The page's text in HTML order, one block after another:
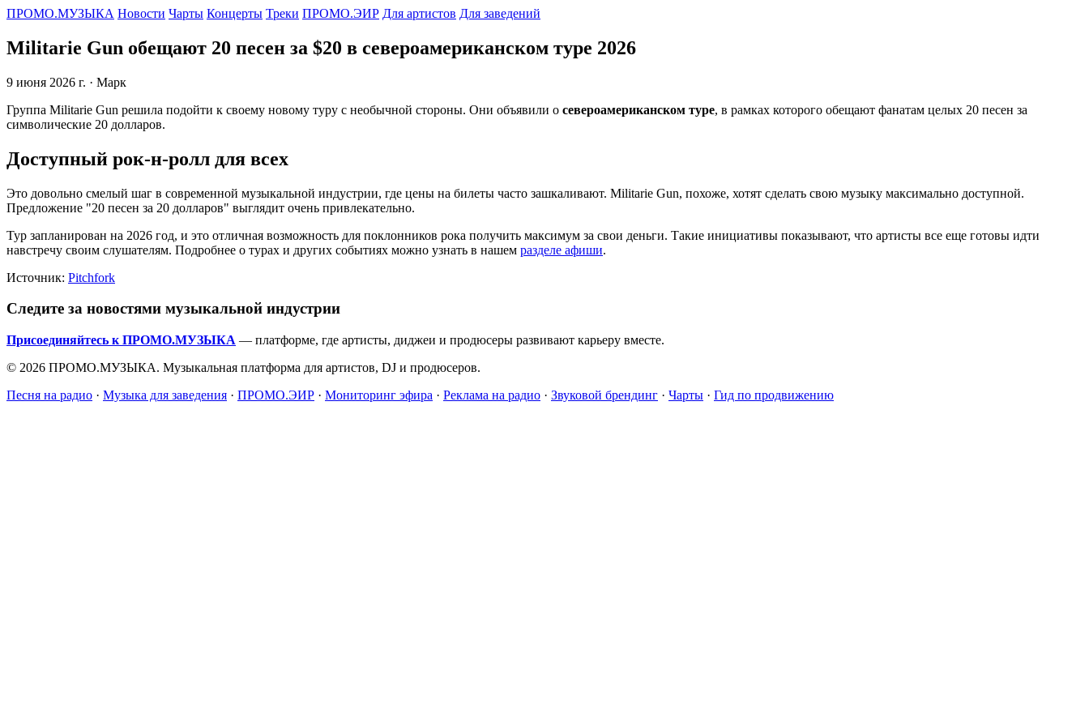
ПРОМО.МУЗЫКА Новости Чарты Концерты Треки ПРОМО.ЭИР Для артистов Для заведений
Militarie Gun обещают 20 песен за $20 в североамериканском туре 2026
9 июня 2026 г. · Марк
Группа Militarie Gun решила подойти к своему новому туру с необычной стороны. Они объявили о североамериканском туре, в рамках которого обещают фанатам целых 20 песен за
символические 20 долларов.
Доступный рок-н-ролл для всех
Это довольно смелый шаг в современной музыкальной индустрии, где цены на билеты часто зашкаливают. Militarie Gun, похоже, хотят сделать свою музыку максимально доступной.
Предложение "20 песен за 20 долларов" выглядит очень привлекательно.
Тур запланирован на 2026 год, и это отличная возможность для поклонников рока получить максимум за свои деньги. Такие инициативы показывают, что артисты все еще готовы идти
навстречу своим слушателям. Подробнее о турах и других событиях можно узнать в нашем разделе афиши.
Источник: Pitchfork
Следите за новостями музыкальной индустрии
Присоединяйтесь к ПРОМО.МУЗЫКА — платформе, где артисты, диджеи и продюсеры развивают карьеру вместе.
© 2026 ПРОМО.МУЗЫКА. Музыкальная платформа для артистов, DJ и продюсеров.
Песня на радио · Музыка для заведения · ПРОМО.ЭИР · Мониторинг эфира · Реклама на радио · Звуковой брендинг · Чарты · Гид по продвижению